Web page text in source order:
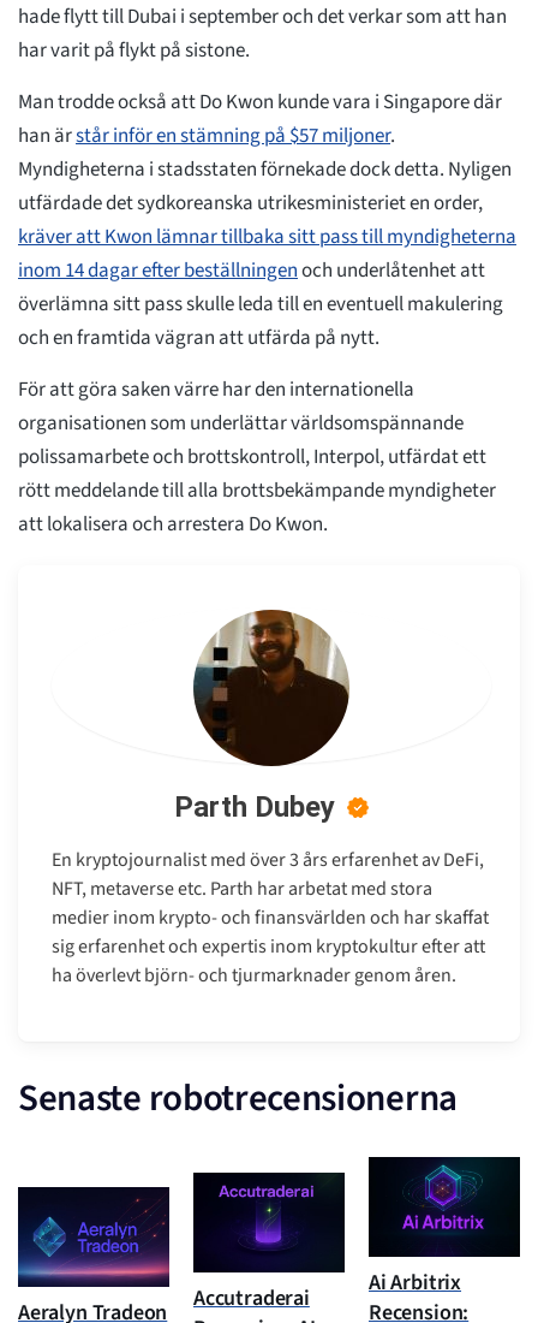
hade flytt till Dubai i september och det verkar som att han
har varit på flykt på sistone.
Man trodde också att Do Kwon kunde vara i Singapore där
han ärstår inför en stämning på $57 miljoner.
Myndigheterna i stadsstaten förnekade dock detta. Nyligen
utfärdade det sydkoreanska utrikesministeriet en order,
kräver att Kwon lämnar tillbaka sitt pass till myndigheterna
inom 14 dagar efter beställningenoch underlåtenhet att
överlämna sitt pass skulle leda till en eventuell makulering
och en framtida vägran att utfärda på nytt.
För att göra saken värre har den internationella
organisationen som underlättar världsomspännande
polissamarbete och brottskontroll, Interpol, utfärdat ett
rött meddelande till alla brottsbekämpande myndigheter
att lokalisera och arrestera Do Kwon.
Parth Dubey
En kryptojournalist med över 3 års erfarenhet av DeFi,
NFT, metaverse etc. Parth har arbetat med stora
medier inom krypto- och finansvärlden och har skaffat
sig erfarenhet och expertis inom kryptokultur efter att
ha överlevt björn- och tjurmarknader genom åren.
Senaste robotrecensionerna
Aeralyn Tradeon
Accutraderai
Ai Arbitrix
Recension: